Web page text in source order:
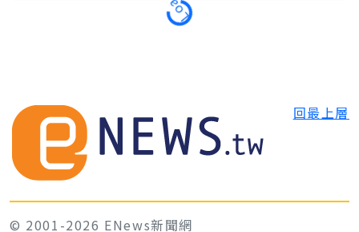
Loading
回最上層
© 2001-2026 ENews新聞網